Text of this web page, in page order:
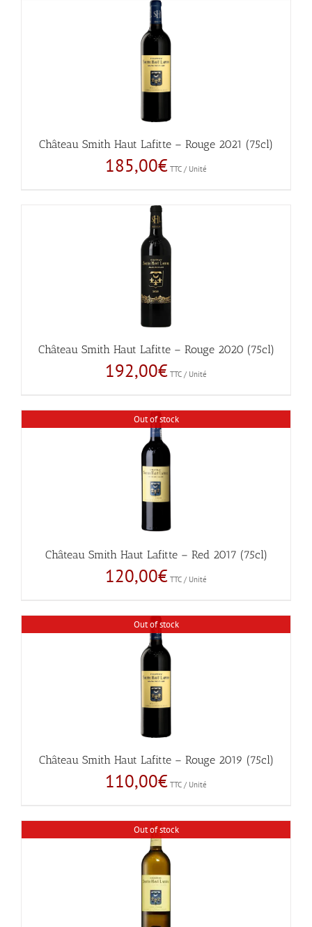
Château Smith Haut Lafitte – Rouge 2021 (75cl)
185,00€ TTC / Unité
Château Smith Haut Lafitte – Rouge 2020 (75cl)
192,00€ TTC / Unité
Out of stock
Château Smith Haut Lafitte – Red 2017 (75cl)
120,00€ TTC / Unité
Out of stock
Château Smith Haut Lafitte – Rouge 2019 (75cl)
110,00€ TTC / Unité
Out of stock